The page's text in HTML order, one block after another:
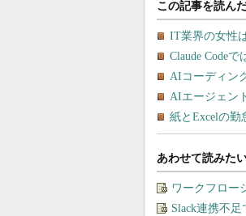
あわせて読みた
ワークフロー
Slack連携不